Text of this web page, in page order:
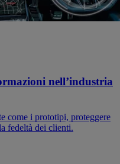
nell’industria
come i prototipi, proteggere
fedeltà dei clienti.